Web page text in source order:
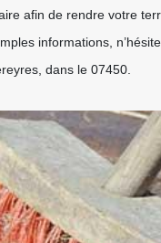
afin de rendre votre
informations,
dans le 07450.